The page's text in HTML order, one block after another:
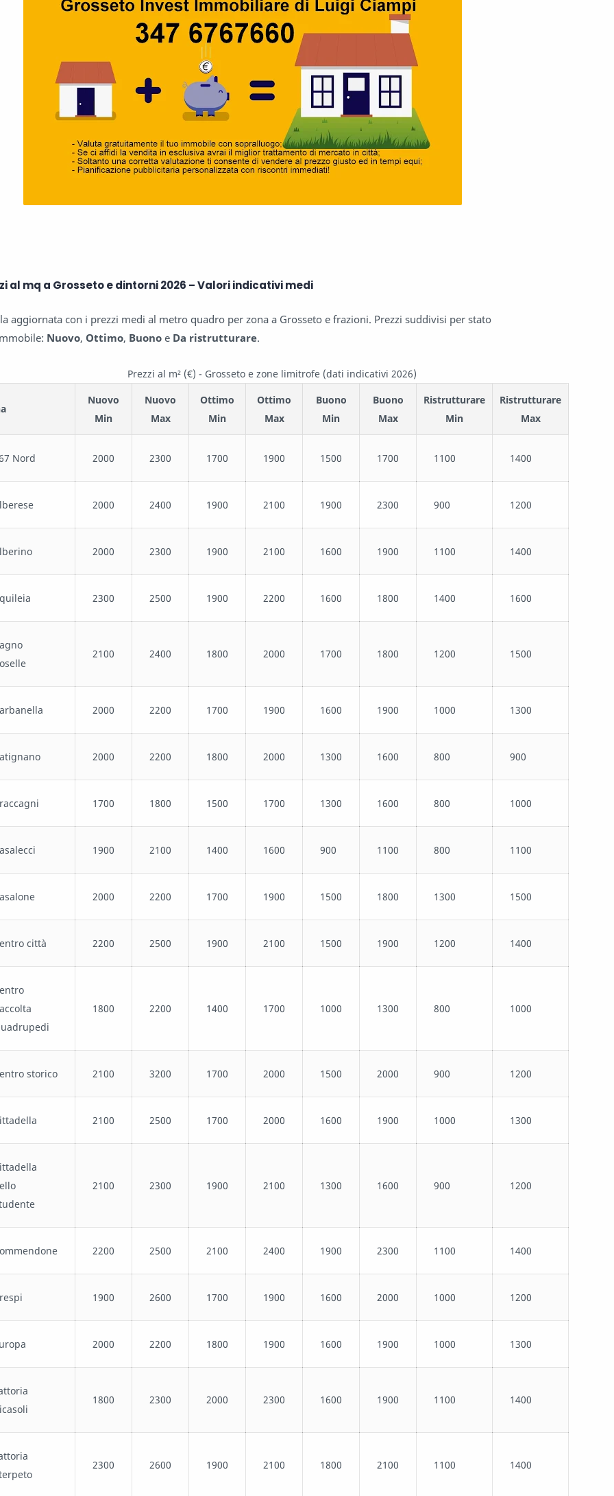
al mq a Grosseto e dintorni 2026 – Valori indicativi medi
aggiornata con i prezzi medi al metro quadro per zona a Grosseto e frazioni. Prezzi suddivisi per stato
Nuovo, Ottimo, Buono e Da ristrutturare.
Prezzi al m² (€) - Grosseto e zone limitrofe (dati indicativi 2026)
Nuovo
Min
Nuovo
Max
Ottimo
Min
Ottimo
Max
Buono
Min
Buono
Max
Ristrutturare
Min
Ristrutturare
Max
Nord 2000 2300 1700 1900 1500 1700 1100 1400
2000 2400 1900 2100 1900 2300 900 1200
2000 2300 1900 2100 1600 1900 1100 1400
2300 2500 1900 2200 1600 1800 1400 1600
2100 2400 1800 2000 1700 1800 1200 1500
2000 2200 1700 1900 1600 1900 1000 1300
2000 2200 1800 2000 1300 1600 800 900
1700 1800 1500 1700 1300 1600 800 1000
1900 2100 1400 1600 900 1100 800 1100
2000 2200 1700 1900 1500 1800 1300 1500
città 2200 2500 1900 2100 1500 1900 1200 1400
1800 2200 1400 1700 1000 1300 800 1000
storico 2100 3200 1700 2000 1500 2000 900 1200
2100 2500 1700 2000 1600 1900 1000 1300
2100 2300 1900 2100 1300 1600 900 1200
2200 2500 2100 2400 1900 2300 1100 1400
1900 2600 1700 1900 1600 2000 1000 1200
2000 2200 1800 1900 1600 1900 1000 1300
1800 2300 2000 2300 1600 1900 1100 1400
2300 2600 1900 2100 1800 2100 1100 1400